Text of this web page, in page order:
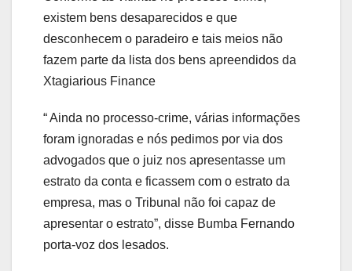
existem bens desaparecidos e que
desconhecem o paradeiro e tais meios não
fazem parte da lista dos bens apreendidos da
Xtagiarious Finance
“ Ainda no processo-crime, várias informações
foram ignoradas e nós pedimos por via dos
advogados que o juiz nos apresentasse um
estrato da conta e ficassem com o estrato da
empresa, mas o Tribunal não foi capaz de
apresentar o estrato”, disse Bumba Fernando
porta-voz dos lesados.